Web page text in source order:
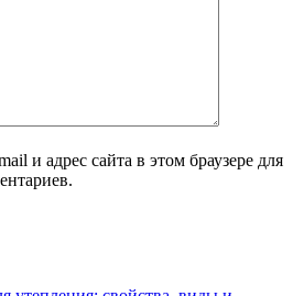
и адрес сайта в этом браузере для